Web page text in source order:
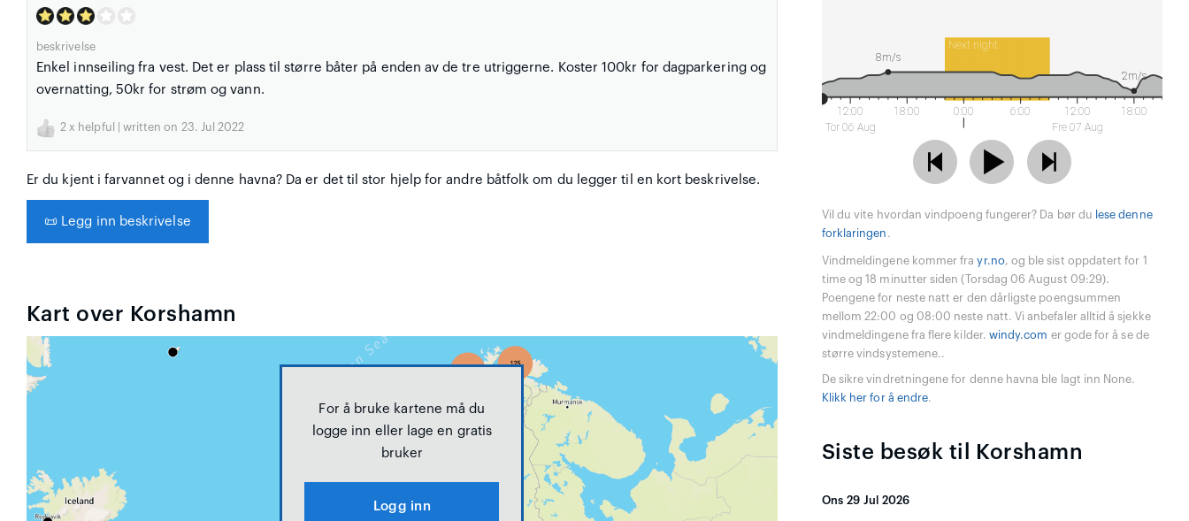
beskrivelse
Enkel innseiling fra vest. Det er plass til større båter på enden av de tre utriggerne. Koster 100kr for dagparkering og
overnatting, 50kr for strøm og vann.
2 x helpful | written on 23. Jul 2022
Er du kjent i farvannet og i denne havna? Da er det til stor hjelp for andre båtfolk om du legger til en kort beskrivelse.
📜 Legg inn beskrivelse
Kart over Korshamn
For å bruke kartene må du
logge inn eller lage en gratis
bruker
Logg inn
Next night
12:00
Tor 06 Aug
18:00 0:00 6:00
12:00
Fre 07 Aug
18:00
8m/s
2m/s
Vil du vite hvordan vindpoeng fungerer? Da bør du lese denne
forklaringen .
Vindmeldingene kommer frayr.no, og ble sist oppdatert for 1
time og 18 minutter siden (Torsdag 06 August 09:29).
Poengene for neste natt er den dårligste poengsummen
mellom 22:00 og 08:00 neste natt. Vi anbefaler alltid å sjekke
vindmeldingene fra flere kilder. windy.com er gode for å se de
større vindsystemene..
De sikre vindretningene for denne havna ble lagt inn None.
Klikk her for å endre.
Siste besøk til Korshamn
Ons 29 Jul 2026